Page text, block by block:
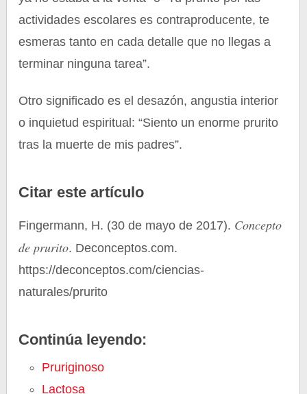
actividades escolares es contraproducente, te
esmeras tanto en cada detalle que no llegas a
terminar ninguna tarea”.
Otro significado es el desazón, angustia interior
o inquietud espiritual: “Siento un enorme prurito
tras la muerte de mis padres”.
Citar este artículo
Fingermann, H. (30 de mayo de 2017). Concepto
de prurito. Deconceptos.com.
https://deconceptos.com/ciencias-
naturales/prurito
Continúa leyendo:
Pruriginoso
Lactosa